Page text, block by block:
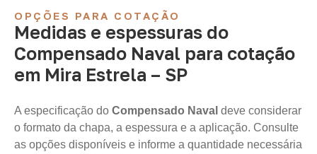
OPÇÕES PARA COTAÇÃO
Medidas e espessuras do
Compensado Naval para cotação
em Mira Estrela – SP
A especificação do Compensado Naval deve considerar
o formato da chapa, a espessura e a aplicação. Consulte
as opções disponíveis e informe a quantidade necessária